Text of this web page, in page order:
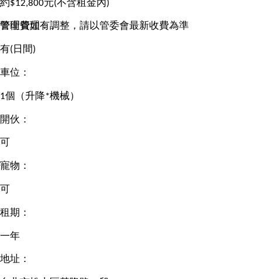
約$12,800元(不含租金內)
管理費如有調整，請以管委會最新收費為準
警衛管理：
有(日間)
車位：
1個（升降*機械）
開伙：
可
寵物：
可
租期：
一年
地址：